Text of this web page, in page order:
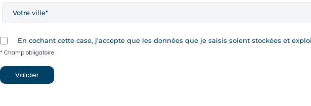
En cochant cette case, j'accepte que les données que je saisis soient stockées et
* Champ obligatoire.
Valider